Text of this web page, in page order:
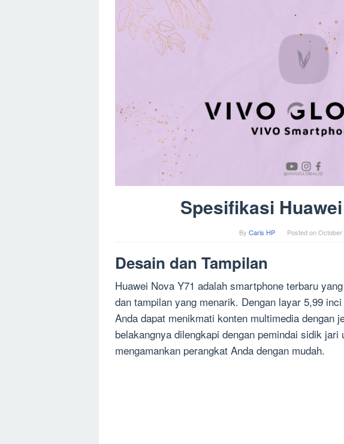
Spesifikasi
By Caris HP Posted onOctober
Desain dan Tampilan
Huawei Nova Y71 adalah smartphone terbaru
dan tampilan yang menarik. Dengan layar 5,99
Anda dapat menikmati konten multimedia dengan
belakangnya dilengkapi dengan pemindai sidik jari
mengamankan perangkat Anda dengan mudah.